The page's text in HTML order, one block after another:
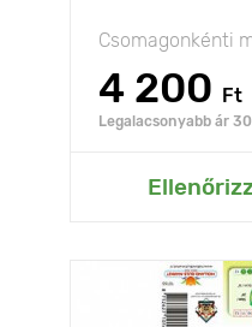
Csomagonkénti
4 200 Ft
Legalacsonyabb ár